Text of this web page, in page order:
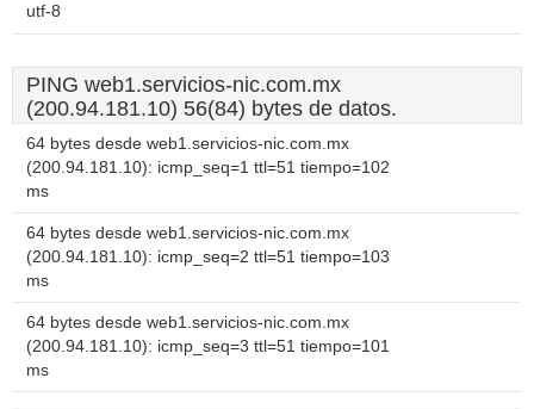
utf-8
PING web1.servicios-nic.com.mx
(200.94.181.10) 56(84) bytes de datos.
64 bytes desde web1.servicios-nic.com.mx
(200.94.181.10): icmp_seq=1 ttl=51 tiempo=102
ms
64 bytes desde web1.servicios-nic.com.mx
(200.94.181.10): icmp_seq=2 ttl=51 tiempo=103
ms
64 bytes desde web1.servicios-nic.com.mx
(200.94.181.10): icmp_seq=3 ttl=51 tiempo=101
ms